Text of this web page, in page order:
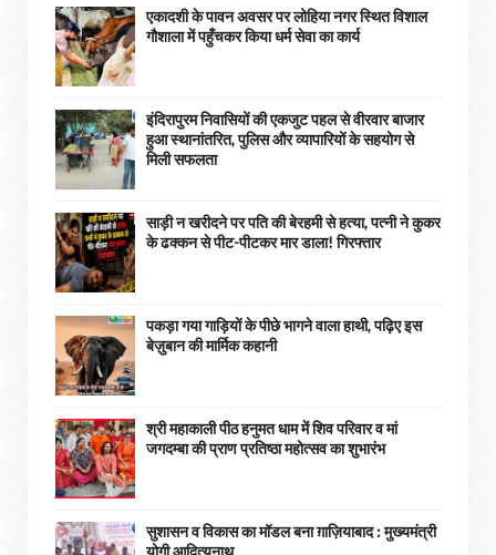
एकादशी के पावन अवसर पर लोहिया नगर स्थित विशाल
गौशाला में पहुँचकर किया धर्म सेवा का कार्य
इंदिरापुरम निवासियों की एकजुट पहल से वीरवार बाजार
हुआ स्थानांतरित, पुलिस और व्यापारियों के सहयोग से
मिली सफलता
साड़ी न खरीदने पर पति की बेरहमी से हत्या, पत्नी ने कुकर
के ढक्कन से पीट-पीटकर मार डाला! गिरफ्तार
पकड़ा गया गाड़ियों के पीछे भागने वाला हाथी, पढ़िए इस
बेज़ुबान की मार्मिक कहानी
श्री महाकाली पीठ हनुमत धाम में शिव परिवार व मां
जगदम्बा की प्राण प्रतिष्ठा महोत्सव का शुभारंभ
सुशासन व विकास का मॉडल बना ग़ाज़ियाबाद : ​मुख्यमंत्री
योगी आदित्यनाथ